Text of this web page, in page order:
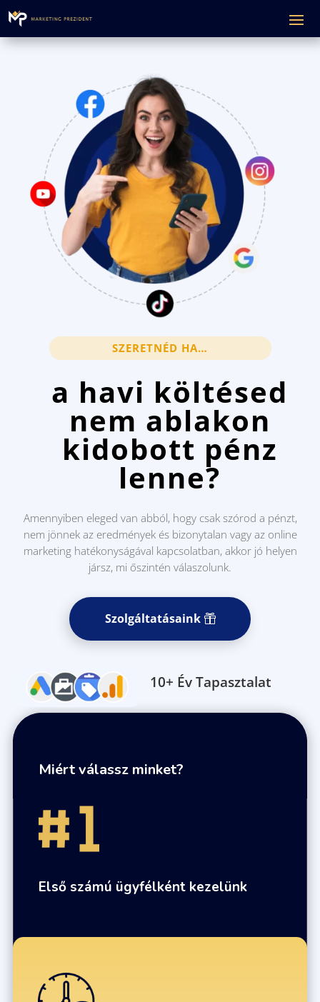
SZERETNÉD HA…
a havi költésed
nem ablakon
kidobott pénz
lenne?
Amennyiben eleged van abból, hogy csak szórod a pénzt,
nem jönnek az eredmények és bizonytalan vagy az online
marketing hatékonyságával kapcsolatban, akkor jó helyen
jársz, mi őszintén válaszolunk.
Szolgáltatásaink
10+ Év Tapasztalat
Miért válassz minket?
Első számú ügyfélként kezelünk